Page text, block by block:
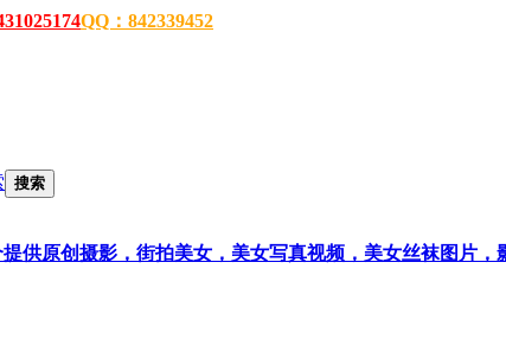
QQ：842339452
搜索
供原创摄影，街拍美女，美女写真视频，美女丝袜图片